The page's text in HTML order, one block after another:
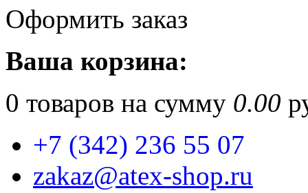
Оформить заказ
Ваша корзина:
0 товаров на сумму 0.00
+7 (342) 236 55 07
zakaz@atex-shop.ru